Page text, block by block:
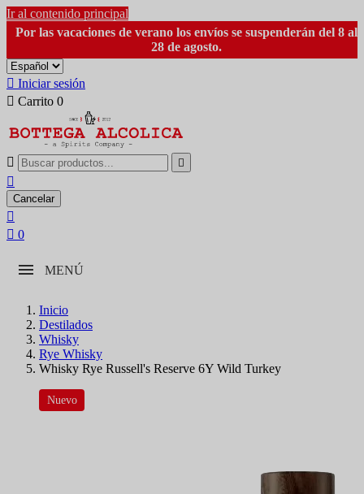
Ir al contenido principal
Por las vacaciones de verano los envíos se suspenderán del 8 al
28 de agosto.
 Iniciar sesión
 Carrito 0
 

Cancelar

 0
MENÚ
Inicio
Destilados
Whisky
Rye Whisky
Whisky Rye Russell's Reserve 6Y Wild Turkey
Nuevo